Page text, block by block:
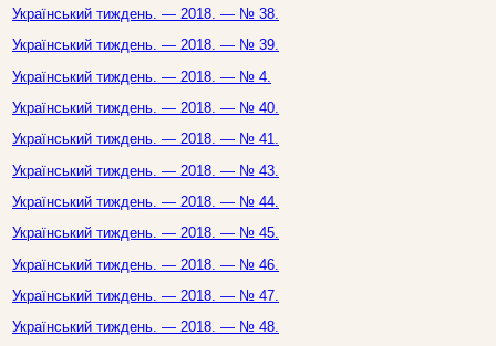
Український тиждень. — 2018. — № 38.
Український тиждень. — 2018. — № 39.
Український тиждень. — 2018. — № 4.
Український тиждень. — 2018. — № 40.
Український тиждень. — 2018. — № 41.
Український тиждень. — 2018. — № 43.
Український тиждень. — 2018. — № 44.
Український тиждень. — 2018. — № 45.
Український тиждень. — 2018. — № 46.
Український тиждень. — 2018. — № 47.
Український тиждень. — 2018. — № 48.